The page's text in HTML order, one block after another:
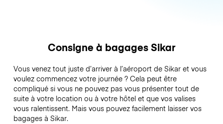
Consigne à bagages Sikar
Vous venez tout juste d’arriver à l’aéroport de Sikar et vous
voulez commencez votre journée ? Cela peut être
compliqué si vous ne pouvez pas vous présenter tout de
suite à votre location ou à votre hôtel et que vos valises
vous ralentissent. Mais vous pouvez facilement laisser vos
bagages à Sikar.